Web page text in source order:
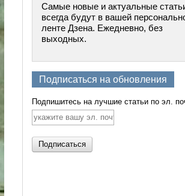
Самые новые и актуальные
всегда будут в вашей
ленте Дзена. Ежедневно, без
выходных.
Подписаться на обновления
Подпишитесь на лучшие статьи по эл.